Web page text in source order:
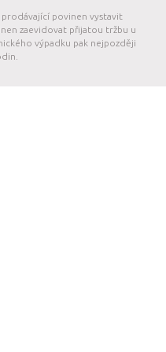
povinen vystavit
zaevidovat přijatou tržbu u
výpadku pak nejpozději